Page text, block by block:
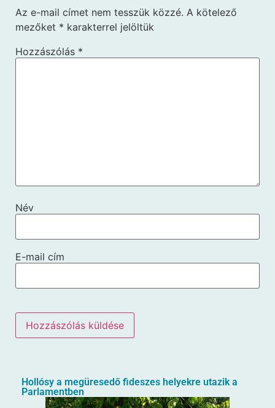
Az e-mail címet nem tesszük közzé. A kötelező
mezőket * karakterrel jelöltük
Hozzászólás *
Név
E-mail cím
Hollósy a megüresedő fideszes helyekre utazik a
Parlamentben